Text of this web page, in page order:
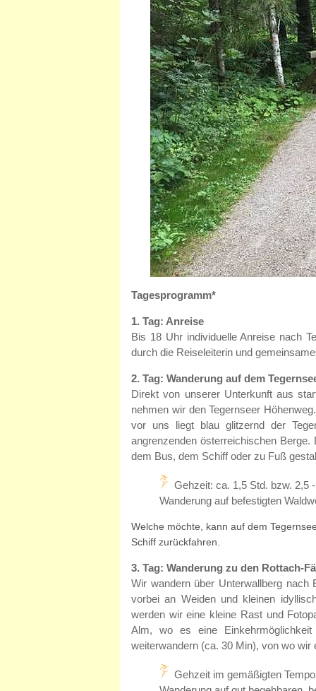
Tagesprogramm*
1. Tag: Anreise
Bis 18 Uhr individuelle Anreise nach
durch die Reiseleiterin und
2. Tag: Wanderung auf dem
Direkt von unserer Unterkunft aus
nehmen wir den Tegernseer
vor uns liegt blau glitzernd der
angrenzenden österreichischen
dem Bus, dem Schiff oder zu Fuß
Gehzeit: ca. 1,5 Std. bzw. 2,5
Wanderung auf befestigten
Welche möchte, kann auf dem
Schiff zurückfahren.
3. Tag: Wanderung zu den Rottach-
Wir wandern über Unterwallberg nach
vorbei an Weiden und kleinen
werden wir eine kleine Rast und
Alm, wo es eine
weiterwandern (ca. 30 Min), von wo
Gehzeit im gemäßigten